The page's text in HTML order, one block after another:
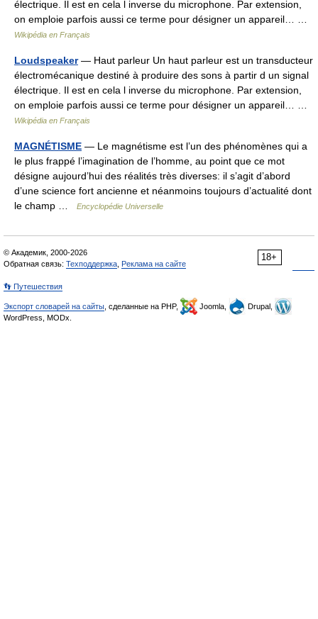
électrique. Il est en cela l inverse du microphone. Par extension,
on emploie parfois aussi ce terme pour désigner un appareil… …
Wikipédia en Français
Loudspeaker— Haut parleur Un haut parleur est un transducteur
électromécanique destiné à produire des sons à partir d un signal
électrique. Il est en cela l inverse du microphone. Par extension,
on emploie parfois aussi ce terme pour désigner un appareil… …
Wikipédia en Français
MAGNÉTISME — Le magnétisme est l’un des phénomènes qui a
le plus frappé l’imagination de l’homme, au point que ce mot
désigne aujourd’hui des réalités très diverses: il s’agit d’abord
d’une science fort ancienne et néanmoins toujours d’actualité dont
le champ …
Encyclopédie Universelle
18+
© Академик, 2000-2026
Обратная связь: Техподдержка Реклама на сайте
👣 Путешествия
Экспорт словарей на сайты , сделанные на PHP, Joomla,
Drupal,
WordPress, MODx.